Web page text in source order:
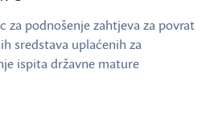
za podnošenje zahtjeva za povrat
sredstava uplaćenih za
ispita državne mature